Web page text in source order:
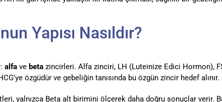
Yapısı Nasıldır?
alfave betazincirleri. Alfa zinciri, LH (Luteinize Edici Hormon),
özgüdür ve gebeliğin tanısında bu özgün zincir hedef alınır.
yalnızca Beta alt birimini ölçerek daha doğru sonuçlar verir.